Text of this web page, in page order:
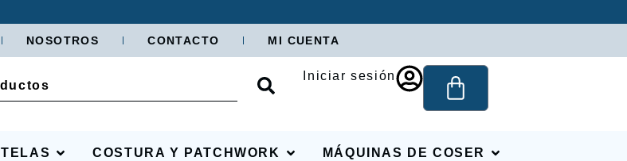
NOSOTROS CONTACTO MI CUENTA
Iniciar sesión
TELAS COSTURA Y PATCHWORK MÁQUINAS DE COSER